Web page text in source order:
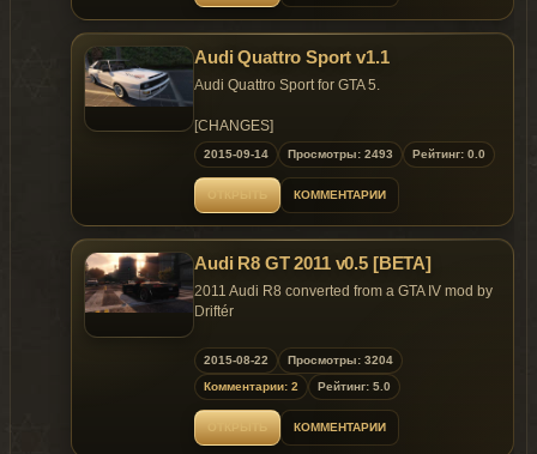
-Realistic material (adjusted for 15 hours)
-Extra_2：Surf board
bug (I have been to a Bug fix for 20 hours. My
GGG！).I wish you would like it
Installation path：
Grand Theft Auto
Blog：http://mengxiangnan.blog.163.com
QQ群交流：165416073
2015.11.08
GOC Modding Team
Audi Quattro Sport v1.1
Audi Quattro Sport for GTA 5.
[CHANGES]
Better exterior glass reflections
Removed licence plate
So here is my 3rd conversion. An Audi Quattro
Sport. I've spent the entire night, morning,
can turn it into what it is now.
Now if you're expecting a car that's perfect then
amazing model from the YCA guys but i like to
think it can compete against them quite nicely.
So here's the features:
2015-09-14 Просмотры: 2493 Рейтинг: 0.0
КОММЕНТАРИИ
Audi R8 GT 2011 v0.5 [BETA]
2011 Audi R8 converted from a GTA IV mod by
Driftér
Features:
High Definition Exterior and Interior
Moving steering wheel
Openable Doors and Trunk
Breakable Glass
2015-08-22
Просмотры: 3204
Комментарии: 2
Рейтинг: 5.0
КОММЕНТАРИИ